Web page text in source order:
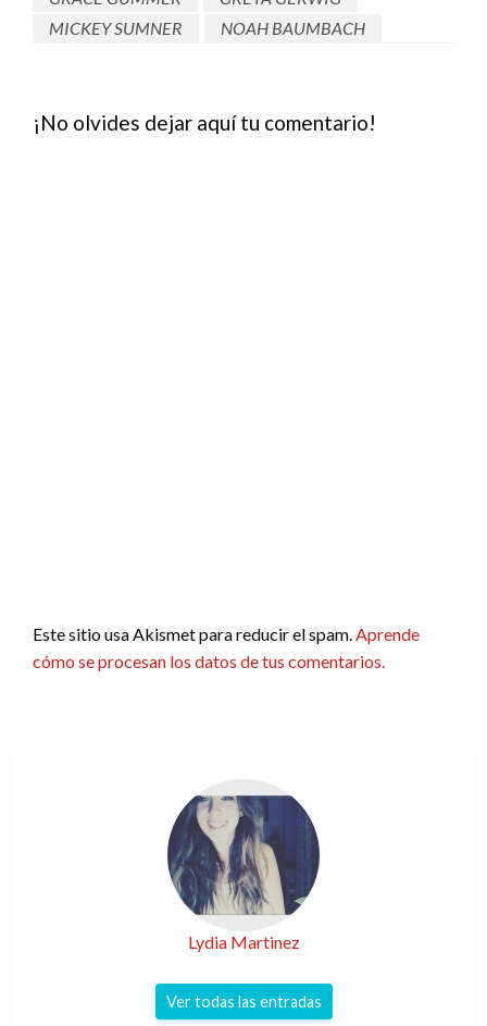
MICKEY SUMNER
NOAH BAUMBACH
¡No olvides dejar aquí tu comentario!
Este sitio usa Akismet para reducir el spam.Aprende
cómo se procesan los datos de tus comentarios.
Lydia Martinez
Ver todas las entradas